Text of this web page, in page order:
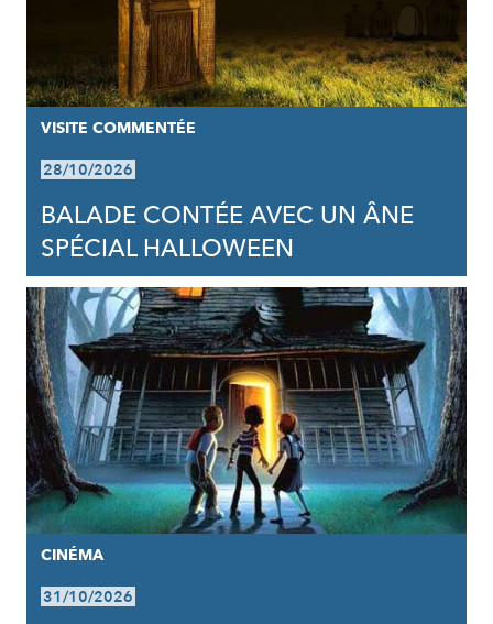
VISITE COMMENTÉE
28/10/2026
BALADE CONTÉE AVEC UN ÂNE
SPÉCIAL HALLOWEEN
CINÉMA
31/10/2026